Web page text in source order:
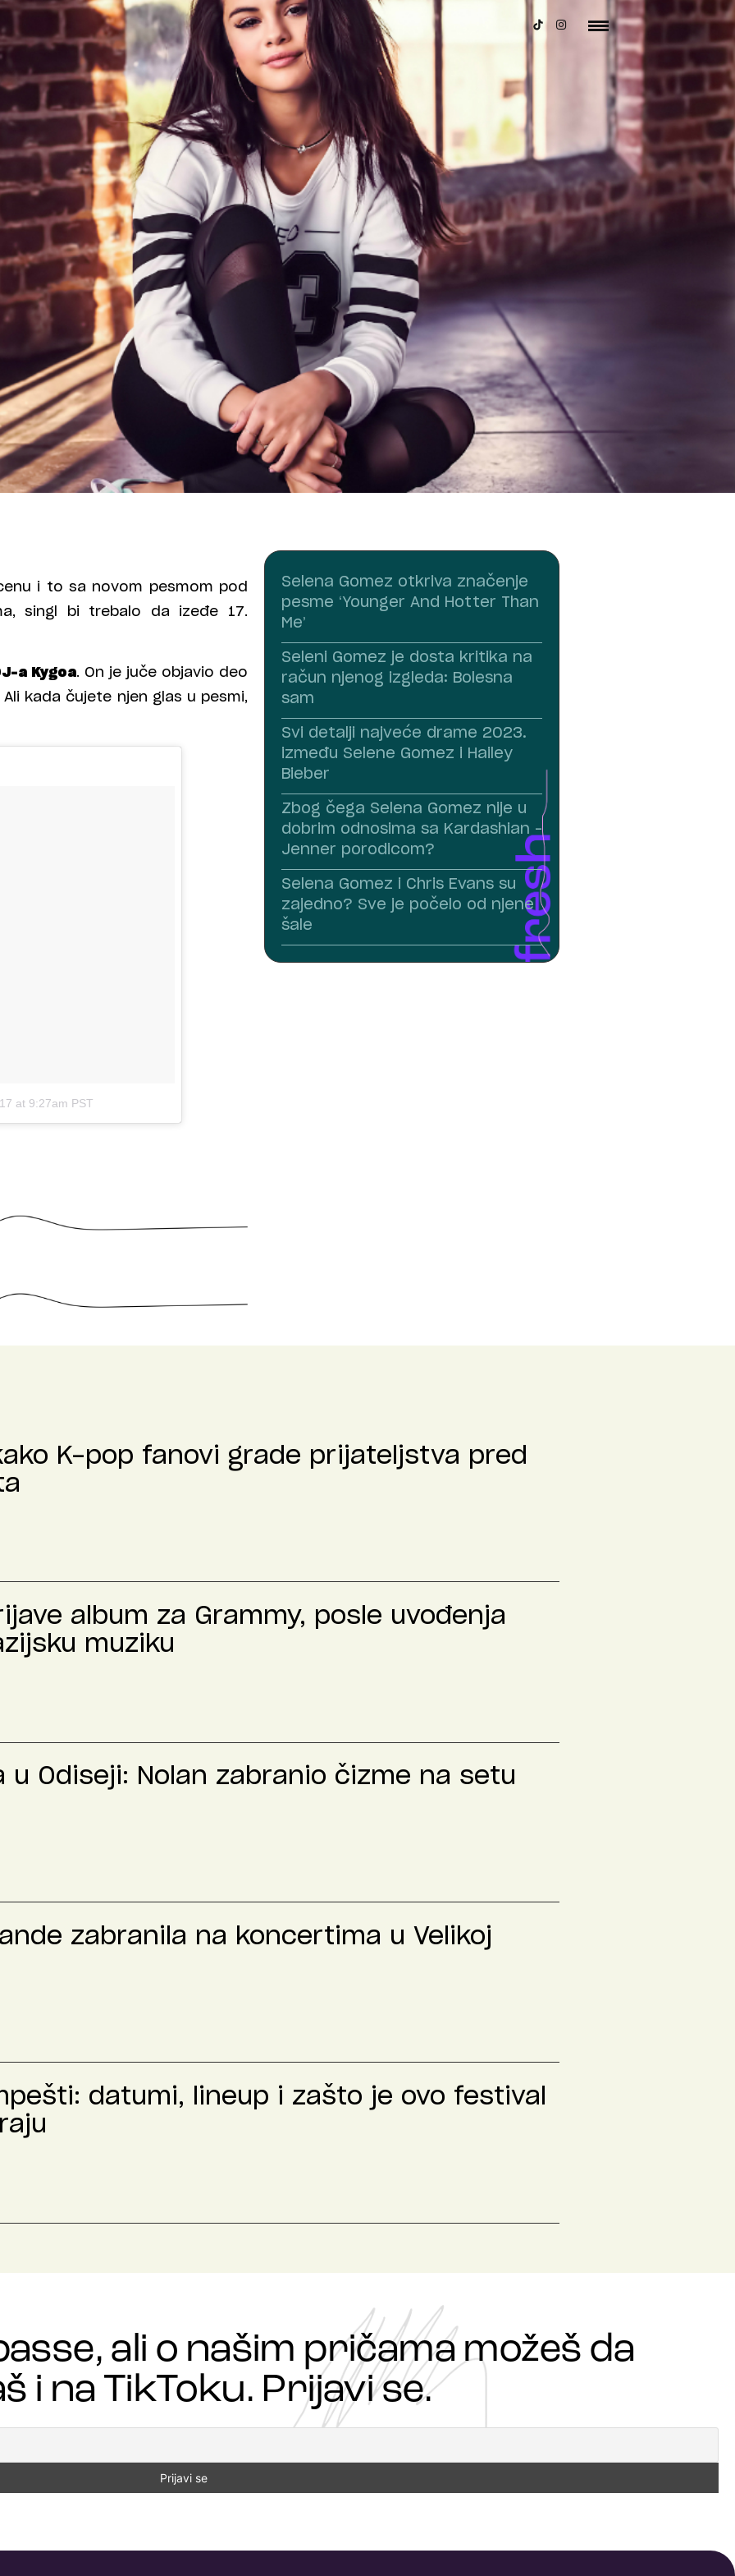
i to sa novom pesmom pod
singl bi trebalo da izeđe 17.
a Kygoa. On je juče objavio deo
kada čujete njen glas u pesmi,
at 9:27am PST
Selena Gomez otkriva značenje
pesme ‘Younger And Hotter Than
Me’
Seleni Gomez je dosta kritika na
račun njenog izgleda: Bolesna
sam
Svi detalji najveće drame 2023.
između Selene Gomez i Hailey
Bieber
Zbog čega Selena Gomez nije u
dobrim odnosima sa Kardashian –
Jenner porodicom?
Selena Gomez i Chris Evans su
zajedno? Sve je počelo od njene
šale
K-pop fanovi grade prijateljstva pred
album za Grammy, posle uvođenja
muziku
u Odiseji: Nolan zabranio čizme na setu
zabranila na koncertima u Velikoj
datumi, lineup i zašto je ovo festival
ali o našim pričama možeš da
i na TikToku. Prijavi se.